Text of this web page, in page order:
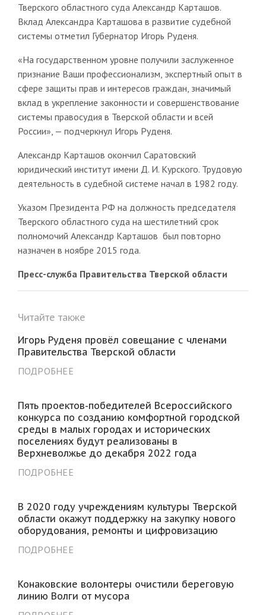
Тверского областного суда Александр Карташов.
Вклад Александра Карташова в развитие судебной
системы отметил Губернатор Игорь Руденя.
«На государственном уровне получили заслуженное
признание Ваши профессионализм, экспертный опыт в
сфере защиты прав и интересов граждан, значимый
вклад в укрепление законности и совершенствование
системы правосудия в Тверской области и всей
России», — подчеркнул Игорь Руденя.
Александр Карташов окончил Саратовский
юридический институт имени Д. И. Курского. Трудовую
деятельность в судебной системе начал в 1982 году.
Указом Президента РФ на должность председателя
Тверского областного суда на шестилетний срок
полномочий Александр Карташов был повторно
назначен в ноябре 2015 года.
Пресс-служба Правительства Тверской области
Читайте также
Игорь Руденя провёл совещание с членами
Правительства Тверской области
ПОДРОБНЕЕ
Пять проектов-победителей Всероссийского
конкурса по созданию комфортной городской
среды в малых городах и исторических
поселениях будут реализованы в
Верхневолжье до декабря 2022 года
ПОДРОБНЕЕ
В 2020 году учреждениям культуры Тверской
области окажут поддержку на закупку нового
оборудования, ремонты и цифровизацию
ПОДРОБНЕЕ
Конаковские волонтеры очистили береговую
линию Волги от мусора